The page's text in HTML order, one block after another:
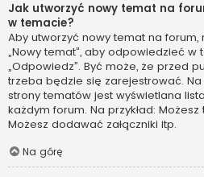
Jak utworzyć nowy temat na
w temacie?
Aby utworzyć nowy temat na forum,
„Nowy temat”, aby odpowiedzieć w
„Odpowiedz”. Być może, że przed
trzeba będzie się zarejestrować.
strony tematów jest wyświetlana
każdym forum. Na przykład:
Możesz dodawać załączniki itp.
Na górę